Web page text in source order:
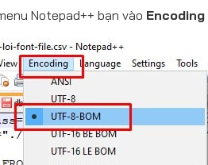
Notepad++ bạn vào Encoding